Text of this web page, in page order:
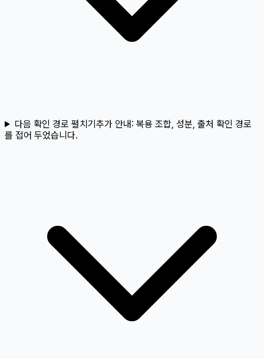
다음 확인 경로 펼치기추가 안내: 복용 조합, 성분, 출처 확인 경로
를 접어 두었습니다.